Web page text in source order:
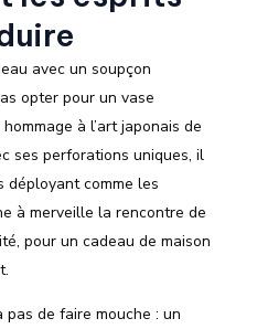
avec un soupçon
opter pour un vase
à l’art japonais de
ses perforations uniques, il
déployant comme les
à merveille la rencontre de
pour un cadeau de maison
de faire mouche : un